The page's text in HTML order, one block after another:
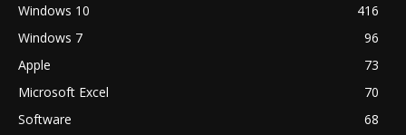
Windows 10
416
Windows 7
96
Apple
73
Microsoft Excel
70
Software
68